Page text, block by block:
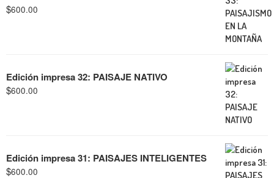
$600.00
Edición impresa 32: PAISAJE NATIVO
$600.00
Edición impresa 31: PAISAJES INTELIGENTES
$600.00